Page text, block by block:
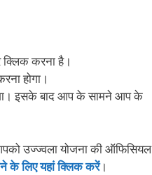
करना है।
होगा।
इसके बाद आप के सामने आप के
उज्ज्वला योजना की ऑफिसियल
के लिए यहां क्लिक करें।